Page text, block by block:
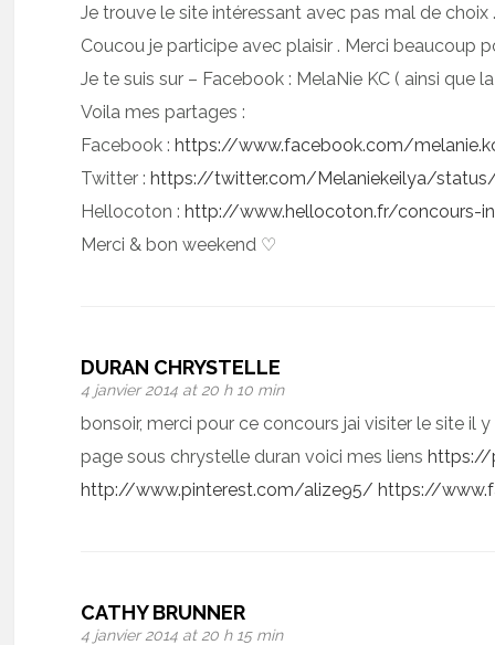
Je trouve le site intéressant avec pas mal de
Coucou je participe avec plaisir . Merci beaucoup
Je te suis sur – Facebook : MelaNie KC ( ainsi que
Voila mes partages :
Facebook :https://www.facebook.com/
Twitter :https://twitter.com/Melaniekeilya/
Hellocoton :http://www.hellocoton.fr/concours-
Merci & bon weekend ♡
DURAN CHRYSTELLE
4 janvier 2014 at 20 h 10 min
bonsoir, merci pour ce concours jai visiter le site il
page sous chrystelle duran voici mes lienshttps://
http://www.pinterest.com/alize95/ https://
CATHY BRUNNER
4 janvier 2014 at 20 h 15 min